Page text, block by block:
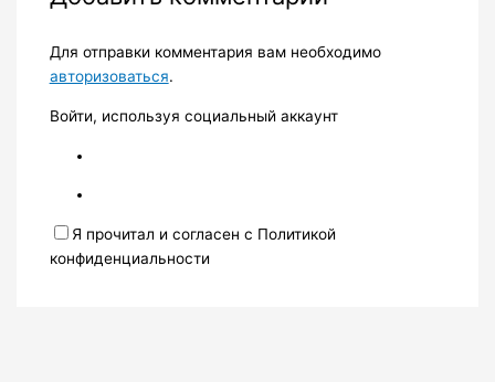
Для отправки комментария вам необходимо
авторизоваться.
Войти, используя социальный аккаунт
Я прочитал и согласен с Политикой
конфиденциальности